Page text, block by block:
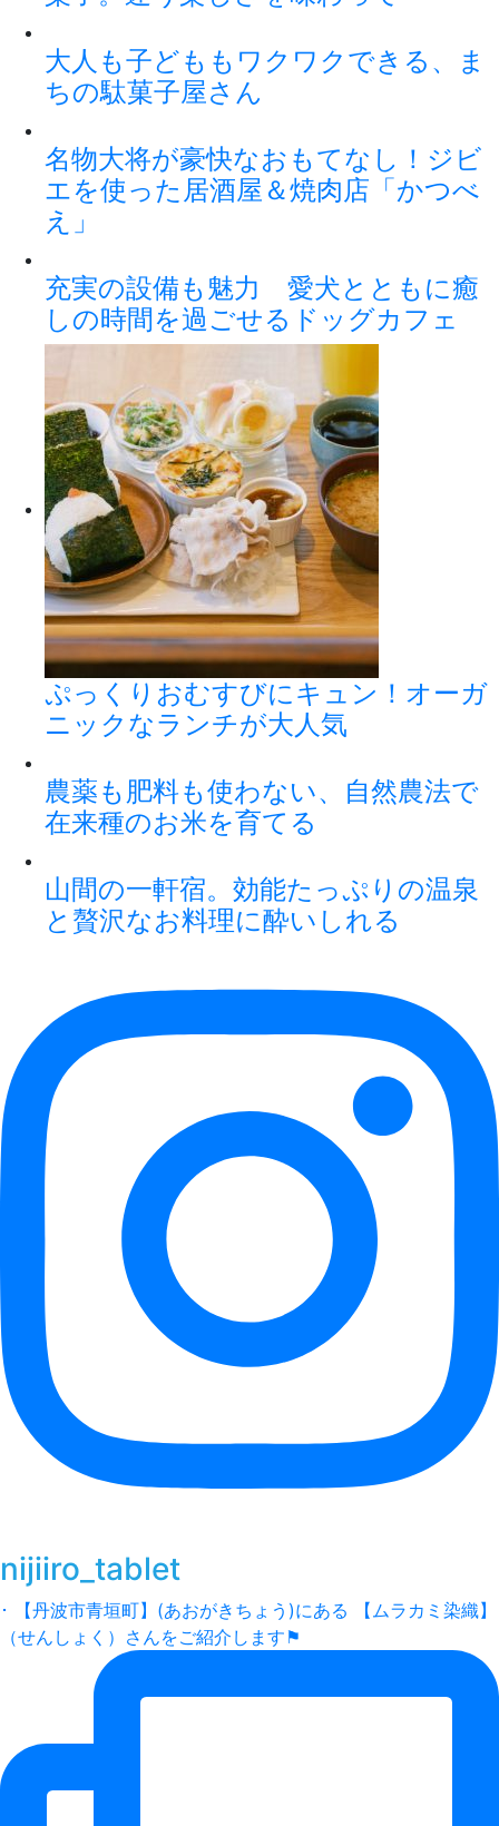
大人も子どももワクワクできる、ま
ちの駄菓子屋さん
名物大将が豪快なおもてなし！ジビ
エを使った居酒屋＆焼肉店「かつべ
え」
充実の設備も魅力 愛犬とともに癒
しの時間を過ごせるドッグカフェ
ぷっくりおむすびにキュン！オーガ
ニックなランチが大人気
農薬も肥料も使わない、自然農法で
在来種のお米を育てる
山間の一軒宿。効能たっぷりの温泉
と贅沢なお料理に酔いしれる
nijiiro_tablet
･ 【丹波市青垣町】(あおがきちょう)にある 【ムラカミ染織】
（せんしょく）さんをご紹介します⚑